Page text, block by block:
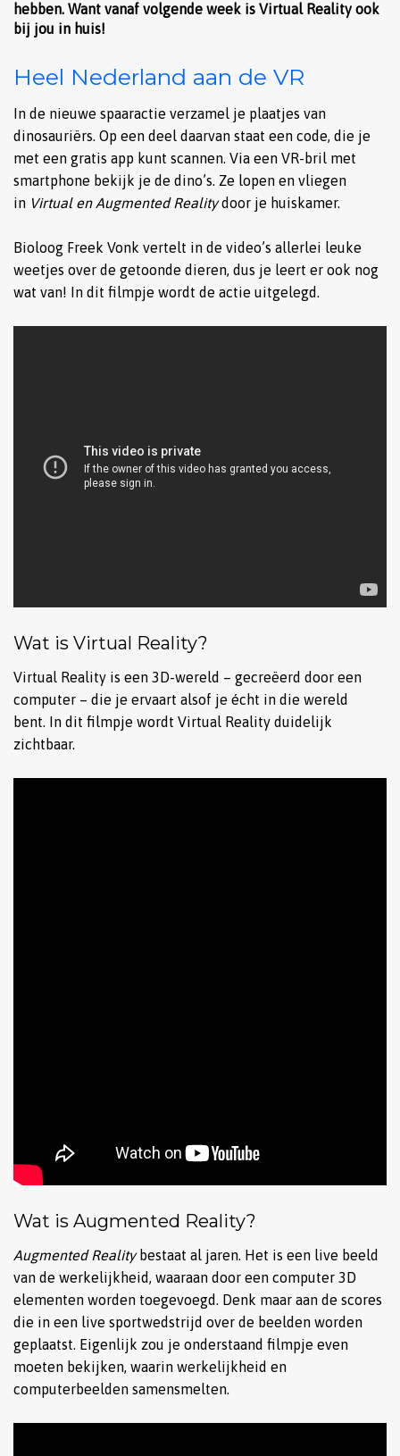
hebben. Want vanaf volgende week is Virtual Reality ook
bij jou in huis!
Heel Nederland aan de VR
In de nieuwe spaaractie verzamel je plaatjes van
dinosauriërs. Op een deel daarvan staat een code, die je
met een gratis app kunt scannen. Via een VR-bril met
smartphone bekijk je de dino’s. Ze lopen en vliegen
in Virtual en Augmented Realitydoor je huiskamer.
Bioloog Freek Vonk vertelt in de video’s allerlei leuke
weetjes over de getoonde dieren, dus je leert er ook nog
wat van! In dit filmpje wordt de actie uitgelegd.
Wat is Virtual Reality?
Virtual Reality is een 3D-wereld – gecreëerd door een
computer – die je ervaart alsof je écht in die wereld
bent. In dit filmpje wordt Virtual Reality duidelijk
zichtbaar.
Wat is Augmented Reality?
Augmented Realitybestaat al jaren. Het is een live beeld
van de werkelijkheid, waaraan door een computer 3D
elementen worden toegevoegd. Denk maar aan de scores
die in een live sportwedstrijd over de beelden worden
geplaatst. Eigenlijk zou je onderstaand filmpje even
moeten bekijken, waarin werkelijkheid en
computerbeelden samensmelten.